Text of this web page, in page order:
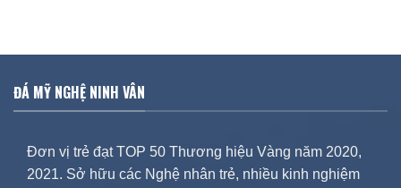
ĐÁ MỸ NGHỆ NINH VÂN
Đơn vị trẻ đạt TOP 50 Thương hiệu Vàng năm 2020,
2021. Sở hữu các Nghệ nhân trẻ, nhiều kinh nghiệm